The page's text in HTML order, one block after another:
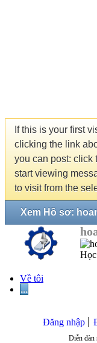
If this is your first
clicking the link
you can post: click
start viewing
to visit from the
Xem Hồ sơ:
Về tôi
...
Đăng nhập
Diễn đàn